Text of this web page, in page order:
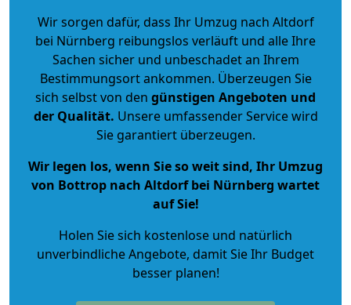
Wir sorgen dafür, dass Ihr Umzug nach Altdorf
bei Nürnberg reibungslos verläuft und alle Ihre
Sachen sicher und unbeschadet an Ihrem
Bestimmungsort ankommen. Überzeugen Sie
sich selbst von den günstigen Angeboten und
der Qualität. Unsere umfassender Service wird
Sie garantiert überzeugen.
Wir legen los, wenn Sie so weit sind, Ihr Umzug
von Bottrop nach Altdorf bei Nürnberg wartet
auf Sie!
Holen Sie sich kostenlose und natürlich
unverbindliche Angebote, damit Sie Ihr Budget
besser planen!